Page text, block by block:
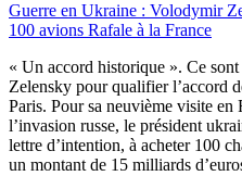
Guerre en Ukraine : Volodymir
100 avions Rafale à la France
« Un accord historique ». Ce
Zelensky pour qualifier l’accord
Paris. Pour sa neuvième visite en
l’invasion russe, le président
lettre d’intention, à acheter 100
un montant de 15 milliards